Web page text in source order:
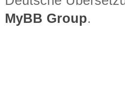
MyBB Group.